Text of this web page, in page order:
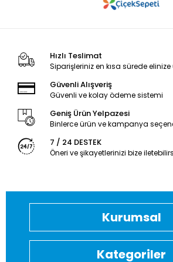
Hızlı Teslimat
Siparişleriniz en kısa sürede elinize
Güvenli Alışveriş
Güvenli ve kolay ödeme sistemi
Geniş Ürün Yelpazesi
Binlerce ürün ve kampanya
7 / 24 DESTEK
Öneri ve şikayetlerinizi bize
Kurumsal
Kategoriler